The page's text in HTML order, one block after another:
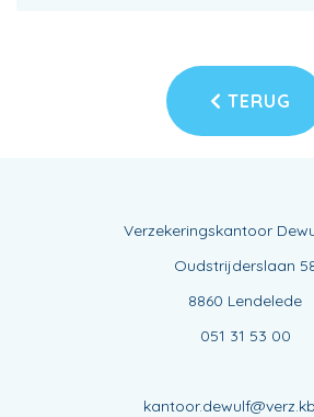
TERUG
Verzekeringskantoor
Oudstrijderslaan
8860 Lendelede
051 31 53 00